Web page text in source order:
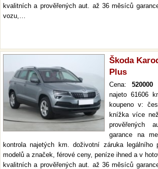
kvalitních a prověřených aut. až 36 měsíců
vozu,…
Škoda
Plus
Cena: 520000
najeto 61606
koupeno v:
knížka více
prověřených
garance na
kontrola najetých km. doživotní záruka legálního
modelů a značek, férové ceny, peníze ihned a v
kvalitních a prověřených aut. až 36 měsíců